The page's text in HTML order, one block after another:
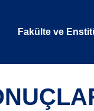
Fakülte ve